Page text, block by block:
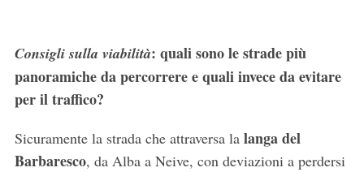
Consigli sulla viabilità: quali sono le strade più
panoramiche da percorrere e quali invece da evitare
per il traffico?
Sicuramente la strada che attraversa lalanga del
Barbaresco, da Alba a Neive, con deviazioni a perdersi